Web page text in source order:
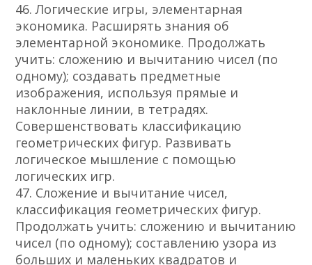
46. Логические игры, элементарная
экономика. Расширять знания об
элементарной экономике. Продолжать
учить: сложению и вычитанию чисел (по
одному); создавать предметные
изображения, используя прямые и
наклонные линии, в тетрадях.
Совершенствовать классификацию
геометрических фигур. Развивать
логическое мышление с помощью
логических игр.
47. Сложение и вычитание чисел,
классификация геометрических фигур.
Продолжать учить: сложению и вычитанию
чисел (по одному); составлению узора из
больших и маленьких квадратов и